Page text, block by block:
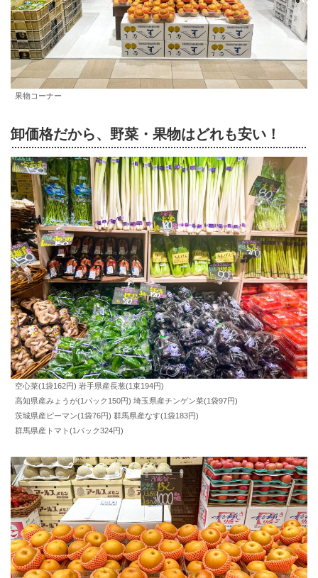
果物コーナー
卸価格だから、野菜・果物はどれも安い！
空心菜(1袋162円) 岩手県産長葱(1束194円)
高知県産みょうが(1パック150円) 埼玉県産チンゲン菜(1袋97円)
茨城県産ピーマン(1袋76円) 群馬県産なす(1袋183円)
群馬県産トマト(1パック324円)